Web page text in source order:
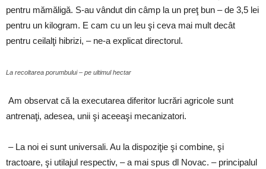
pentru mămăligă. S-au vândut din câmp la un preţ bun – de 3,5 lei
pentru un kilogram. E cam cu un leu şi ceva mai mult decât
pentru ceilalţi hibrizi, – ne-a explicat directorul.
La recoltarea porumbului – pe ultimul hectar
Am observat că la executarea diferitor lucrări agricole sunt
antrenaţi, adesea, unii şi aceeaşi mecanizatori.
– La noi ei sunt universali. Au la dispoziţie şi combine, şi
tractoare, şi utilajul respectiv, – a mai spus dl Novac. – principalul